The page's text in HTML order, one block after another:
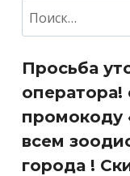
Найти:
Просьба
оператора!
промокоду
всем
города !